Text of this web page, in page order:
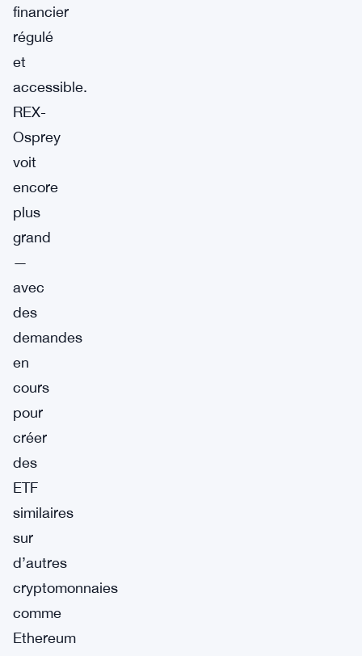
financier
régulé
et
accessible.
REX-
Osprey
voit
encore
plus
grand
—
avec
des
demandes
en
cours
pour
créer
des
ETF
similaires
sur
d’autres
cryptomonnaies
comme
Ethereum